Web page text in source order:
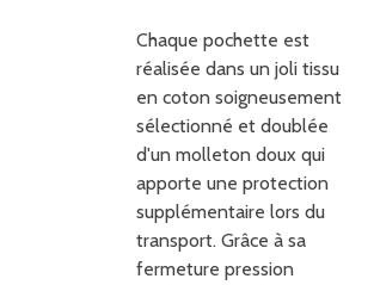
Chaque pochette est
réalisée dans un joli tissu
en coton soigneusement
sélectionné et doublée
d'un molleton doux qui
apporte une protection
supplémentaire lors du
transport. Grâce à sa
fermeture pression